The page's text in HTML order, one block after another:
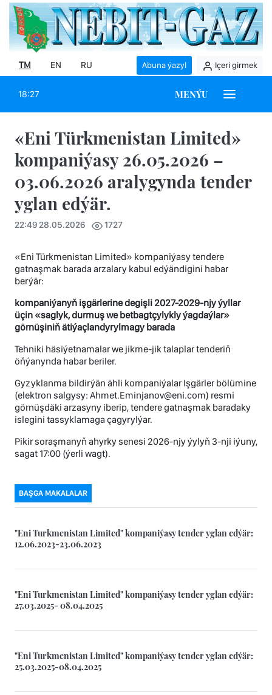
TM EN RU Abuna ýazyl Içeri girmek
18:27 MENÝU
«Eni Türkmenistan Limited»
kompaniýasy 26.05.2026 –
03.06.2026 aralygynda tender
yglan edýär.
22:49 28.05.2026 1727
«Eni Türkmenistan Limited» kompaniýasy tendere
gatnaşmak barada arzalary kabul edýändigini habar
berýär:
kompaniýanyň işgärlerine degişli 2027-2029-njy ýyllar
üçin «saglyk, durmuş we betbagtçylykly ýagdaýlar»
görnüşiniň ätiýaçlandyrylmagy barada
Tehniki häsiýetnamalar we jikme-jik talaplar tenderiň
öňýanynda habar beriler.
Gyzyklanma bildirýän ähli kompaniýalar Işgärler bölümine
(elektron salgysy: Ahmet.Eminjanov@eni.com) resmi
görnüşdäki arzasyny iberip, tendere gatnaşmak baradaky
islegini tassyklamaga çagyrylýar.
Pikir soraşmanyň ahyrky senesi 2026-njy ýylyň 3-nji iýuny,
sagat 17:00 (ýerli wagt).
BAŞGA MAKALALAR
"Eni Turkmenistan Limited" kompaniýasy tender yglan edýär:
12.06.2023-23.06.2023
"Eni Turkmenistan Limited" kompaniýasy tender yglan edýär:
27.03.2025- 08.04.2025
"Eni Turkmenistan Limited" kompaniýasy tender yglan edýär:
25.03.2025-08.04.2025